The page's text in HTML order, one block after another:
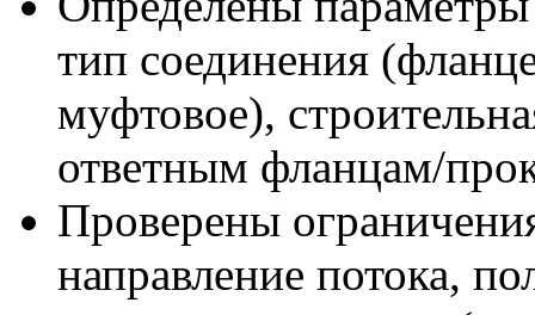
тип соединения
муфтовое),
ответным фланцам/
Проверены
направление потока,